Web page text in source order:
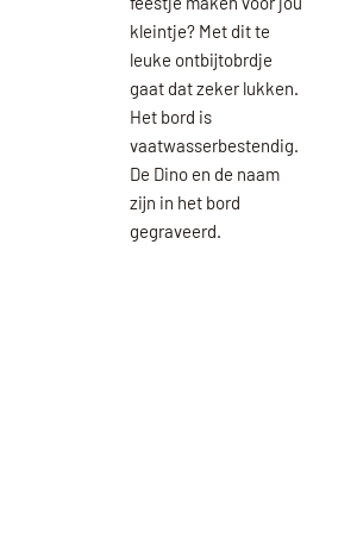
kleintje? Met dit te
leuke ontbijtobrdje
gaat dat zeker lukken.
Het bord is
vaatwasserbestendig.
De Dino en de naam
zijn in het bord
gegraveerd.